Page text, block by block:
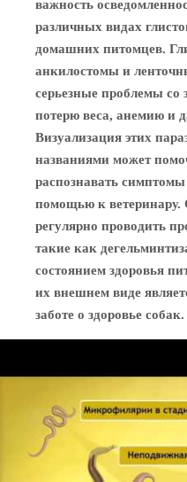
важность
различных видах
домашних питомцев.
анкилостомы и
серьезные проблемы со
потерю веса, анемию и
Визуализация этих
названиями может
распознавать
помощью к ветеринару.
регулярно проводить
такие как
состоянием здоровья
их внешнем виде
заботе о здоровье собак.